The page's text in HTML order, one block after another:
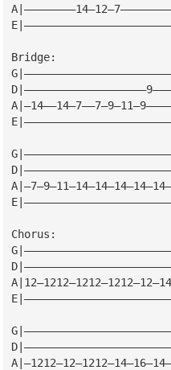
Bridge:
Chorus: